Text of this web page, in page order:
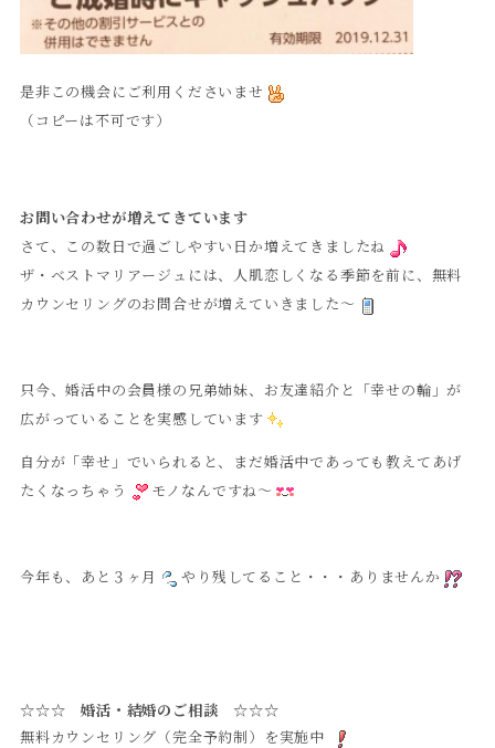
是非この機会にご利用くださいませ
（コピーは不可です）
お問い合わせが増えてきています
さて、この数日で過ごしやすい日か増えてきましたね
ザ・ベストマリアージュには、人肌恋しくなる季節を前に、無料
カウンセリングのお問合せが増えていきました～
只今、婚活中の会員様の兄弟姉妹、お友達紹介と「幸せの輪」が
広がっていることを実感しています
自分が「幸せ」でいられると、まだ婚活中であっても教えてあげ
たくなっちゃう
モノなんですね～
今年も、あと３ヶ月 やり残してること・・・ありませんか
☆☆☆ 婚活・結婚のご相談 ☆☆☆
無料カウンセリング（完全予約制）を実施中